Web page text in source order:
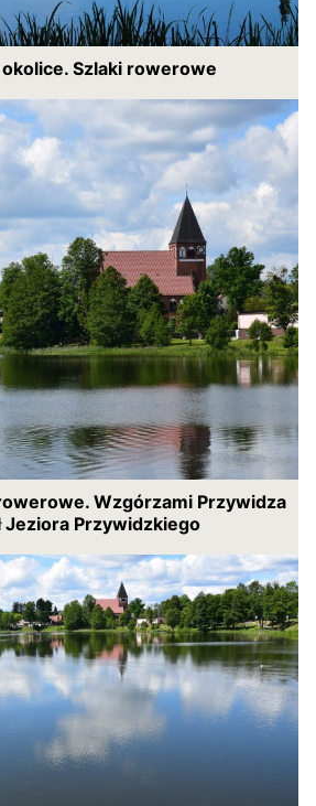
Szlaki rowerowe
Wzgórzami Przywidza
Jeziora Przywidzkiego